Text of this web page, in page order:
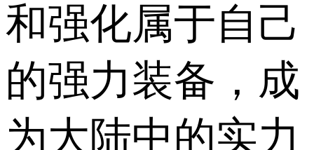
和强化属于自己
的强力装备，成
为大陆中的实力